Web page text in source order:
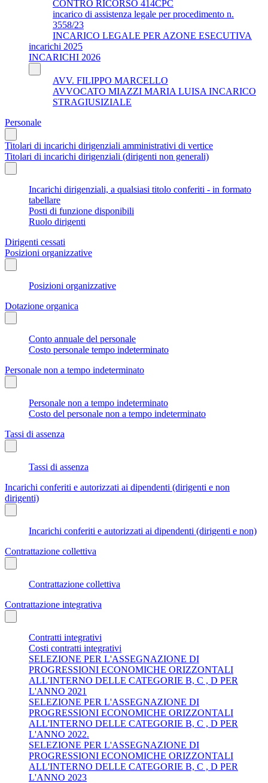
CONTRO RICORSO 414CPC
incarico di assistenza legale per procedimento n.
3558/23
INCARICO LEGALE PER AZONE ESECUTIVA
incarichi 2025
INCARICHI 2026
AVV. FILIPPO MARCELLO
AVVOCATO MIAZZI MARIA LUISA INCARICO
STRAGIUSIZIALE
Personale
Titolari di incarichi dirigenziali amministrativi di vertice
Titolari di incarichi dirigenziali (dirigenti non generali)
Incarichi dirigenziali, a qualsiasi titolo conferiti - in formato
tabellare
Posti di funzione disponibili
Ruolo dirigenti
Dirigenti cessati
Posizioni organizzative
Posizioni organizzative
Dotazione organica
Conto annuale del personale
Costo personale tempo indeterminato
Personale non a tempo indeterminato
Personale non a tempo indeterminato
Costo del personale non a tempo indeterminato
Tassi di assenza
Tassi di assenza
Incarichi conferiti e autorizzati ai dipendenti (dirigenti e non
dirigenti)
Incarichi conferiti e autorizzati ai dipendenti (dirigenti e non)
Contrattazione collettiva
Contrattazione collettiva
Contrattazione integrativa
Contratti integrativi
Costi contratti integrativi
SELEZIONE PER L'ASSEGNAZIONE DI
PROGRESSIONI ECONOMICHE ORIZZONTALI
ALL'INTERNO DELLE CATEGORIE B, C , D PER
L'ANNO 2021
SELEZIONE PER L'ASSEGNAZIONE DI
PROGRESSIONI ECONOMICHE ORIZZONTALI
ALL'INTERNO DELLE CATEGORIE B, C , D PER
L'ANNO 2022.
SELEZIONE PER L'ASSEGNAZIONE DI
PROGRESSIONI ECONOMICHE ORIZZONTALI
ALL'INTERNO DELLE CATEGORIE B, C , D PER
L'ANNO 2023